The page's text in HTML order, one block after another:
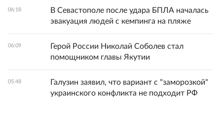
06:18
В Севастополе после удара БПЛА началась
эвакуация людей с кемпинга на пляже
06:09
Герой России Николай Соболев стал
помощником главы Якутии
05:48
Галузин заявил, что вариант с "заморозкой"
украинского конфликта не подходит РФ